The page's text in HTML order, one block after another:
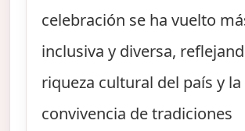
celebración se ha vuelto
inclusiva y diversa,
riqueza cultural del país y la
convivencia de tradiciones